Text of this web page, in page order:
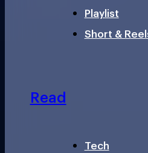
Playlist
Short &
Read
Tech